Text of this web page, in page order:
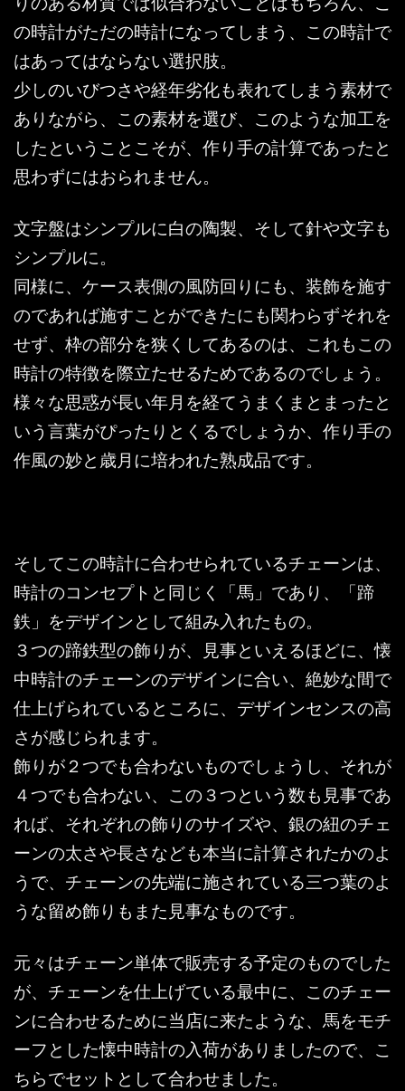
の時計がただの時計になってしまう、この時計で
はあってはならない選択肢。
少しのいびつさや経年劣化も表れてしまう素材で
ありながら、この素材を選び、このような加工を
したということこそが、作り手の計算であったと
思わずにはおられません。
文字盤はシンプルに白の陶製、そして針や文字も
シンプルに。
同様に、ケース表側の風防回りにも、装飾を施す
のであれば施すことができたにも関わらずそれを
せず、枠の部分を狭くしてあるのは、これもこの
時計の特徴を際立たせるためであるのでしょう。
様々な思惑が長い年月を経てうまくまとまったと
いう言葉がぴったりとくるでしょうか、作り手の
作風の妙と歳月に培われた熟成品です。
そしてこの時計に合わせられているチェーンは、
時計のコンセプトと同じく「馬」であり、「蹄
鉄」をデザインとして組み入れたもの。
３つの蹄鉄型の飾りが、見事といえるほどに、懐
中時計のチェーンのデザインに合い、絶妙な間で
仕上げられているところに、デザインセンスの高
さが感じられます。
飾りが２つでも合わないものでしょうし、それが
４つでも合わない、この３つという数も見事であ
れば、それぞれの飾りのサイズや、銀の紐のチェ
ーンの太さや長さなども本当に計算されたかのよ
うで、チェーンの先端に施されている三つ葉のよ
うな留め飾りもまた見事なものです。
元々はチェーン単体で販売する予定のものでした
が、チェーンを仕上げている最中に、このチェー
ンに合わせるために当店に来たような、馬をモチ
ーフとした懐中時計の入荷がありましたので、こ
ちらでセットとして合わせました。